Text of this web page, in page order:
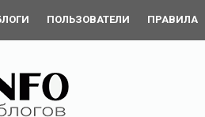
ПОЛЬЗОВАТЕЛИ ПРАВИЛА